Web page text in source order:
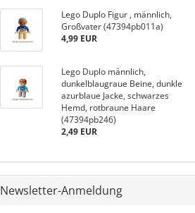
Lego Duplo Figur , männlich,
Großvater (47394pb011a)
4,99 EUR
Lego Duplo männlich,
dunkelblaugraue Beine, dunkle
azurblaue Jacke, schwarzes
Hemd, rotbraune Haare
(47394pb246)
2,49 EUR
Newsletter-Anmeldung